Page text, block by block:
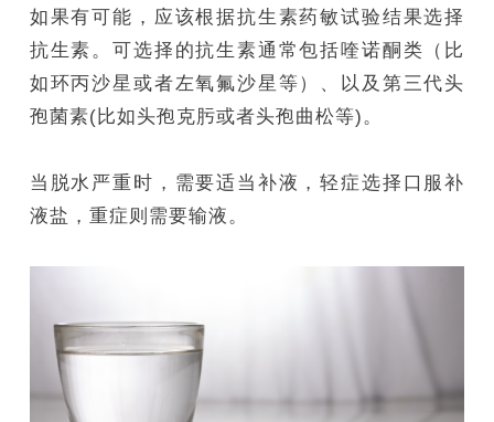
如果有可能，应该根据抗生素药敏试验结果选择
抗生素。可选择的抗生素通常包括喹诺酮类（比
如环丙沙星或者左氧氟沙星等）、以及第三代头
孢菌素(比如头孢克肟或者头孢曲松等)。
当脱水严重时，需要适当补液，轻症选择口服补
液盐，重症则需要输液。